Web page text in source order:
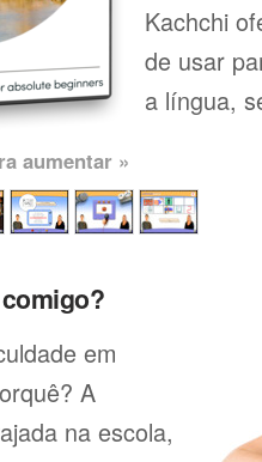
Kachchi
de usar
a língua,
aumentar »
em
A
na escola,